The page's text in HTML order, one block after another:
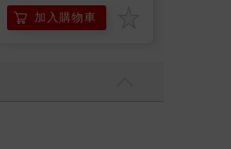
加入購物車